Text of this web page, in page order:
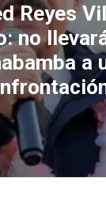
Reyes
no
a